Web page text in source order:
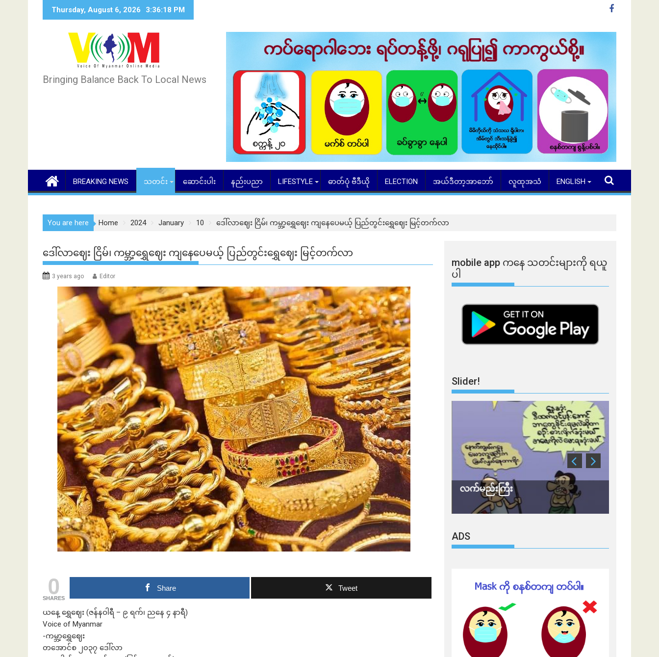
Thursday, August 6, 2026 3:36:20 PM
Bringing Balance Back To Local News
BREAKING NEWS သတင်း ဆောင်းပါး နည်းပညာ LIFESTYLE ဓာတ်ပုံ ဗီဒီယို ELECTION အယ်ဒီတာ့အာဘော် လူထုအသံ ENGLISH
You are here Home 2024 January 10 ဒေါ်လာဈေး ငြိမ်၊ ကမ္ဘာ့ရွှေဈေး ကျနေပေမယ့် ပြည်တွင်းရွှေဈေး မြင့်တက်လာ
ဒေါ်လာဈေး ငြိမ်၊ ကမ္ဘာ့ရွှေဈေး ကျနေပေမယ့် ပြည်တွင်းရွှေဈေး မြင့်တက်လာ
3 years ago Editor
0
SHARES
Share Tweet
ယနေ့ ရွှေဈေး (ဇန်နဝါရီ – ၉ ရက်၊ ညနေ ၄ နာရီ)
Voice of Myanmar
-ကမ္ဘာ့ရွှေဈေး
တအောင်စ ၂၀၃၇ ဒေါ်လာ
mobile app ​​ကနေ ​​သတင်းများကို ရယူ
ပါ
Slider!
ဘဏ်နဲ့အကြွေး ဘာလျှော့မလဲ လက်မည်းကြီး
ADS